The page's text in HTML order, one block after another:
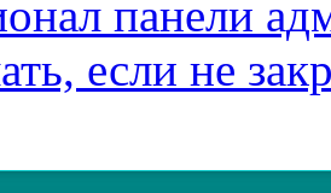
панели
если не